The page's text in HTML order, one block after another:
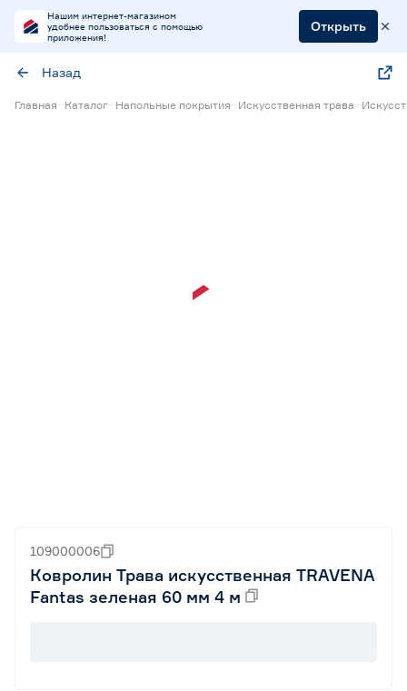
Нашим интернет-магазином
удобнее пользоваться с помощью
приложения!
Открыть
Назад
Главная Каталог Напольные покрытия Искусственная трава
109000006
Ковролин Трава искусственная TRAVENA
Fantas зеленая 60 мм 4 м